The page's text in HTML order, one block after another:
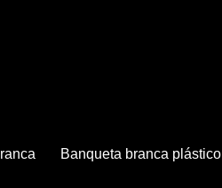
banqueta branca plástico